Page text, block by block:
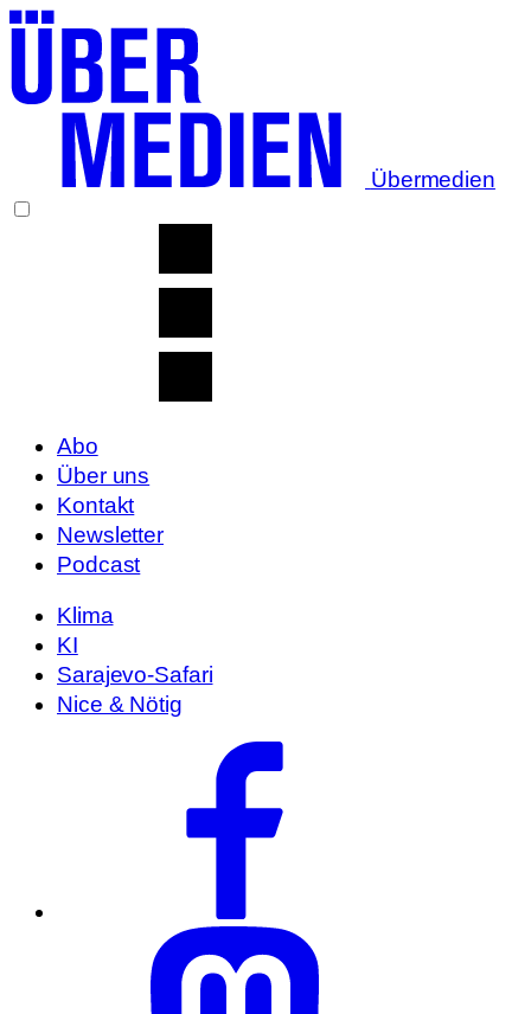
Übermedien
Abo
Über uns
Kontakt
Newsletter
Podcast
Klima
KI
Sarajevo-Safari
Nice & Nötig